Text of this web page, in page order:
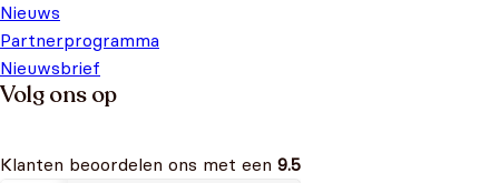
Nieuws
Partnerprogramma
Nieuwsbrief
Volg ons op
Klanten beoordelen ons met een 9.5